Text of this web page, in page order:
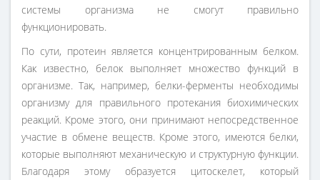
системы организма не смогут правильно
функционировать.
По сути, протеин является концентрированным белком.
Как известно, белок выполняет множество функций в
организме. Так, например, белки-ферменты необходимы
организму для правильного протекания биохимических
реакций. Кроме этого, они принимают непосредственное
участие в обмене веществ. Кроме этого, имеются белки,
которые выполняют механическую и структурную функции.
Благодаря этому образуется цитоскелет, который